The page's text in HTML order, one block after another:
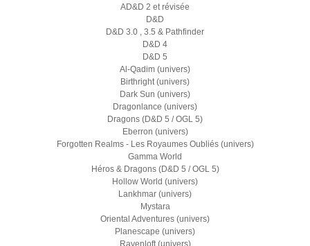
AD&D 2 et révisée
D&D
D&D 3.0 , 3.5 & Pathfinder
D&D 4
D&D 5
Al-Qadim (univers)
Birthright (univers)
Dark Sun (univers)
Dragonlance (univers)
Dragons (D&D 5 / OGL 5)
Eberron (univers)
Forgotten Realms - Les Royaumes Oubliés (univers)
Gamma World
Héros & Dragons (D&D 5 / OGL 5)
Hollow World (univers)
Lankhmar (univers)
Mystara
Oriental Adventures (univers)
Planescape (univers)
Ravenloft (univers)